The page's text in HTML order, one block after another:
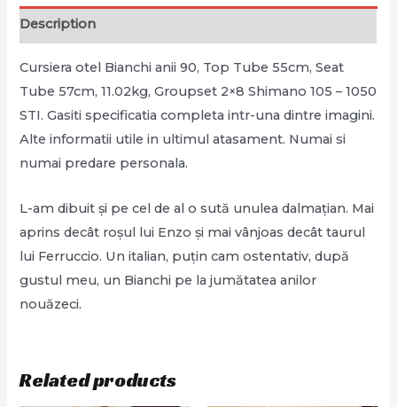
Description
Cursiera otel Bianchi anii 90, Top Tube 55cm, Seat
Tube 57cm, 11.02kg, Groupset 2×8 Shimano 105 – 1050
STI. Gasiti specificatia completa intr-una dintre imagini.
Alte informatii utile in ultimul atasament. Numai si
numai predare personala.
L-am dibuit și pe cel de al o sută unulea dalmațian. Mai
aprins decât roșul lui Enzo și mai vânjoas decât taurul
lui Ferruccio. Un italian, puțin cam ostentativ, după
gustul meu, un Bianchi pe la jumătatea anilor
nouăzeci.
Related products